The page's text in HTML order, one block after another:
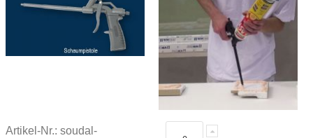
Artikel-Nr.: soudal-